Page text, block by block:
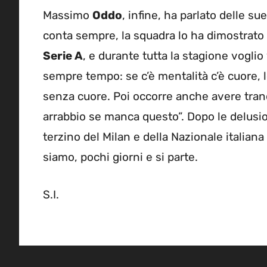
Massimo Oddo, infine, ha parlato delle
conta sempre, la squadra lo ha
Serie A, e durante tutta la stagione voglio
sempre tempo: se c’è mentalità c’è
senza cuore. Poi occorre anche avere
arrabbio se manca questo”. Dopo le
terzino del Milan e della Nazionale
siamo, pochi giorni e si parte.
S.I.